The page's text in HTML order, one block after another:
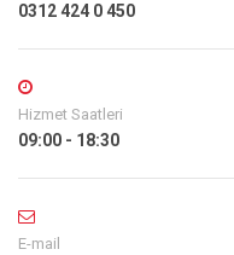
0312 424 0 450
Hizmet Saatleri
09:00 - 18:30
E-mail